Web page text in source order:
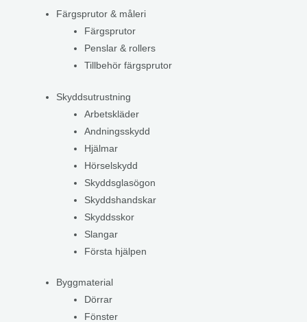
Färgsprutor & måleri
Färgsprutor
Penslar & rollers
Tillbehör färgsprutor
Skyddsutrustning
Arbetskläder
Andningsskydd
Hjälmar
Hörselskydd
Skyddsglasögon
Skyddshandskar
Skyddsskor
Slangar
Första hjälpen
Byggmaterial
Dörrar
Fönster